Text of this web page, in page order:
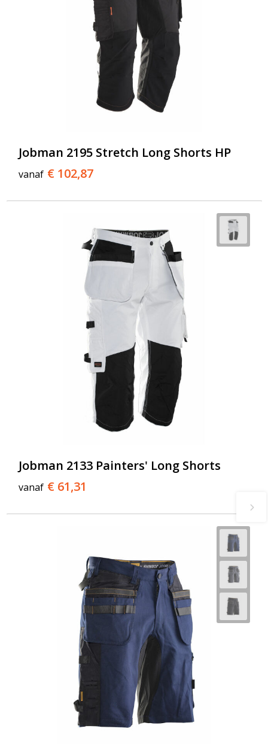
Jobman 2195 Stretch Long Shorts HP
vanaf € 102,87
Jobman 2133 Painters' Long Shorts
vanaf € 61,31